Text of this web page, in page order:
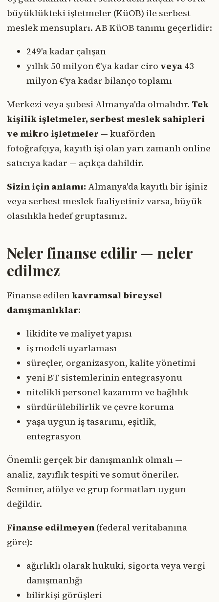
büyüklükteki işletmeler (KüOB) ile serbest
meslek mensupları. AB KüOB tanımı geçerlidir:
249'a kadar çalışan
yıllık 50 milyon €'ya kadar ciro veya 43
milyon €'ya kadar bilanço toplamı
Merkezi veya şubesi Almanya'da olmalıdır. Tek
kişilik işletmeler, serbest meslek sahipleri
ve mikro işletmeler — kuaförden
fotoğrafçıya, kayıtlı işi olan yarı zamanlı online
satıcıya kadar — açıkça dahildir.
Sizin için anlamı: Almanya'da kayıtlı bir işiniz
veya serbest meslek faaliyetiniz varsa, büyük
olasılıkla hedef gruptasınız.
Neler finanse edilir — neler
edilmez
Finanse edilenkavramsal bireysel
danışmanlıklar:
likidite ve maliyet yapısı
iş modeli uyarlaması
süreçler, organizasyon, kalite yönetimi
yeni BT sistemlerinin entegrasyonu
nitelikli personel kazanımı ve bağlılık
sürdürülebilirlik ve çevre koruma
yaşa uygun iş tasarımı, eşitlik,
entegrasyon
Önemli: gerçek bir danışmanlık olmalı —
analiz, zayıflık tespiti ve somut öneriler.
Seminer, atölye ve grup formatları uygun
değildir.
Finanse edilmeyen (federal veritabanına
göre):
ağırlıklı olarak hukuki, sigorta veya vergi
danışmanlığı
bilirkişi görüşleri